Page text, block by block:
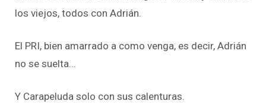
los viejos, todos con Adrián.
El PRI, bien amarrado a como venga, es decir, Adrián
no se suelta…
Y Carapeluda solo con sus calenturas.